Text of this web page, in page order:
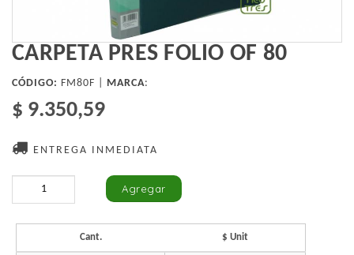
CARPETA PRES FOLIO OF 80
CÓDIGO: FM80F | MARCA:
$ 9.350,59
ENTREGA INMEDIATA
Cant. $ Unit